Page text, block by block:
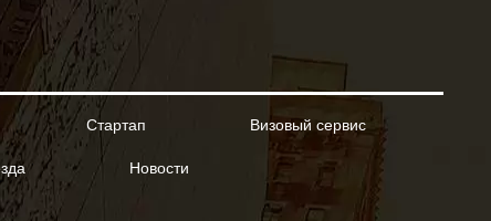
Стартап Визовый сервис
Новости